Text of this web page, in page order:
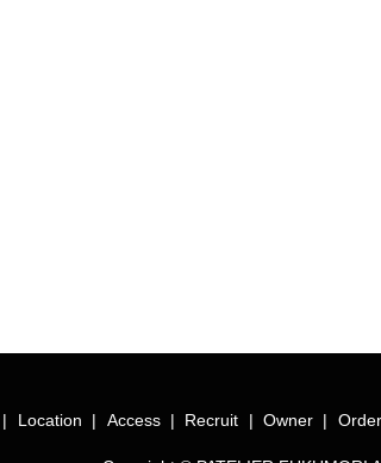
Location Access Recruit Owner Order